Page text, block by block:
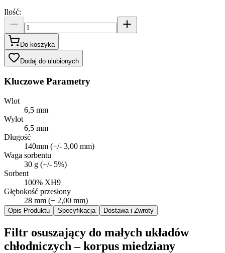
Ilość:
Do koszyka
Dodaj do ulubionych
Kluczowe Parametry
Wlot
6,5 mm
Wylot
6,5 mm
Długość
140mm (+/- 3,00 mm)
Waga sorbentu
30 g (+/- 5%)
Sorbent
100% XH9
Głębokość przesłony
28 mm (+ 2,00 mm)
Opis Produktu Specyfikacja Dostawa i Zwroty
Filtr osuszający do małych układów
chłodniczych – korpus miedziany